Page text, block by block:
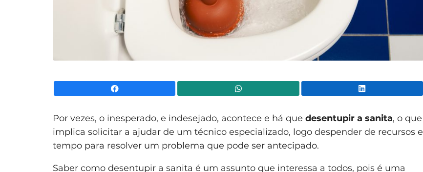
Por vezes, o inesperado, e indesejado, acontece e há que desentupir a sanita, o que
implica solicitar a ajudar de um técnico especializado, logo despender de recursos e
tempo para resolver um problema que pode ser antecipado.
Saber como desentupir a sanita é um assunto que interessa a todos, pois é uma